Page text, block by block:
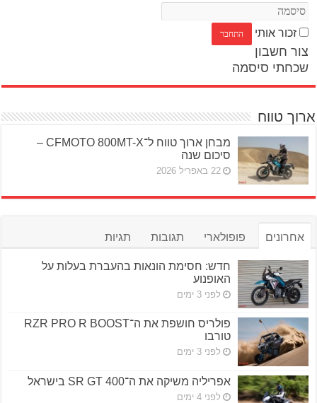
זכור אותי
צור חשבון
שכחתי סיסמה
ארוך טווח
מבחן ארוך טווח ל־CFMOTO 800MT-X –
סיכום שנה
22 באפריל 2026
אחרונים פופולארי תגובות תגיות
חדש: חסימת הונאות בהעברת בעלות על
האופנוע
לפני 3 ימים
פולריס חושפת את ה־RZR PRO R BOOST
טורבו
לפני 3 ימים
אפריליה משיקה את ה־SR GT 400 בישראל
לפני 4 ימים